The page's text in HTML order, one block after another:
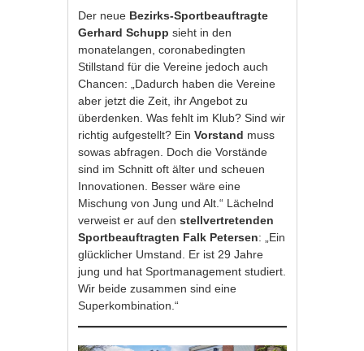
Der neue Bezirks-Sportbeauftragte
Gerhard Schuppsieht in den
monatelangen, coronabedingten
Stillstand für die Vereine jedoch auch
Chancen: „Dadurch haben die Vereine
aber jetzt die Zeit, ihr Angebot zu
überdenken. Was fehlt im Klub? Sind wir
richtig aufgestellt? EinVorstand muss
sowas abfragen. Doch die Vorstände
sind im Schnitt oft älter und scheuen
Innovationen. Besser wäre eine
Mischung von Jung und Alt.“ Lächelnd
verweist er auf denstellvertretenden
Sportbeauftragten Falk Petersen: „Ein
glücklicher Umstand. Er ist 29 Jahre
jung und hat Sportmanagement studiert.
Wir beide zusammen sind eine
Superkombination.“